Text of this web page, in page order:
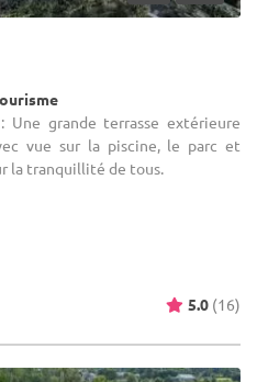
Une grande terrasse extérieure
vue sur la piscine, le parc et
la tranquillité de tous.
5.0 (16)